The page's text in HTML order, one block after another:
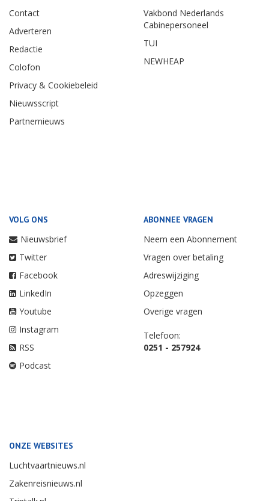
Contact
Adverteren
Redactie
Colofon
Privacy & Cookiebeleid
Nieuwsscript
Partnernieuws
Vakbond Nederlands
Cabinepersoneel
TUI
NEWHEAP
VOLG ONS
Nieuwsbrief
Twitter
Facebook
LinkedIn
Youtube
Instagram
RSS
Podcast
ABONNEE VRAGEN
Neem een Abonnement
Vragen over betaling
Adreswijziging
Opzeggen
Overige vragen
Telefoon:
0251 - 257924
ONZE WEBSITES
Luchtvaartnieuws.nl
Zakenreisnieuws.nl